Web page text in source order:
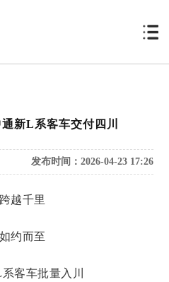
新L系客车交付四川
发布时间：2026-04-23 17:26
跨越千里
如约而至
客车批量入川